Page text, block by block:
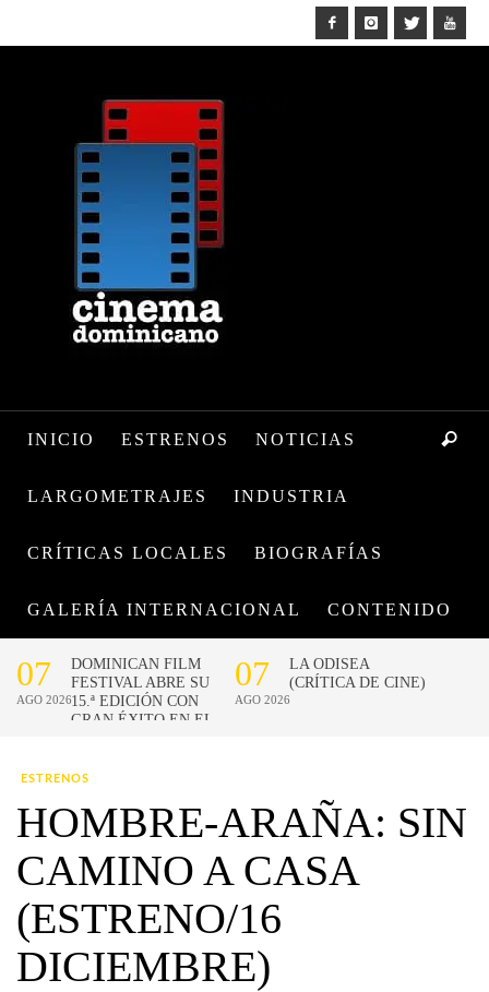
INICIO ESTRENOS NOTICIAS
LARGOMETRAJES INDUSTRIA
CRÍTICAS LOCALES BIOGRAFÍAS
GALERÍA INTERNACIONAL CONTENIDO
ESTRENOS
HOMBRE-ARAÑA: SIN
CAMINO A CASA
(ESTRENO/16
DICIEMBRE)